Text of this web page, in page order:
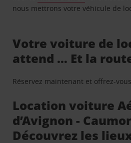
nous mettrons votre véhicule de
Votre voiture de
attend … Et la
Réservez maintenant et offrez-
Location voiture
d’Avignon -
Découvrez les